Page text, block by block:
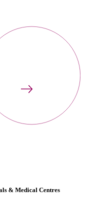
& Medical Centres